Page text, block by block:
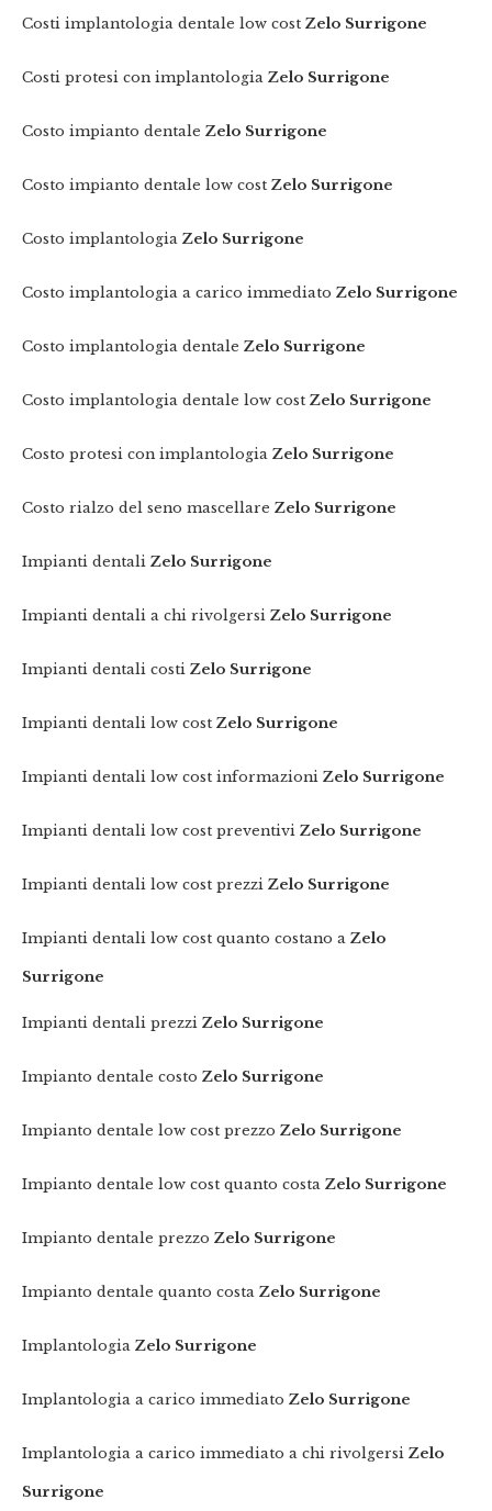
Costi implantologia dentale low cost Zelo Surrigone
Costi protesi con implantologia Zelo Surrigone
Costo impianto dentale Zelo Surrigone
Costo impianto dentale low cost Zelo Surrigone
Costo implantologia Zelo Surrigone
Costo implantologia a carico immediato Zelo Surrigone
Costo implantologia dentale Zelo Surrigone
Costo implantologia dentale low cost Zelo Surrigone
Costo protesi con implantologia Zelo Surrigone
Costo rialzo del seno mascellare Zelo Surrigone
Impianti dentali Zelo Surrigone
Impianti dentali a chi rivolgersi Zelo Surrigone
Impianti dentali costi Zelo Surrigone
Impianti dentali low cost Zelo Surrigone
Impianti dentali low cost informazioni Zelo Surrigone
Impianti dentali low cost preventivi Zelo Surrigone
Impianti dentali low cost prezzi Zelo Surrigone
Impianti dentali low cost quanto costano a Zelo
Surrigone
Impianti dentali prezzi Zelo Surrigone
Impianto dentale costo Zelo Surrigone
Impianto dentale low cost prezzo Zelo Surrigone
Impianto dentale low cost quanto costa Zelo Surrigone
Impianto dentale prezzo Zelo Surrigone
Impianto dentale quanto costa Zelo Surrigone
Implantologia Zelo Surrigone
Implantologia a carico immediato Zelo Surrigone
Implantologia a carico immediato a chi rivolgersi Zelo
Surrigone